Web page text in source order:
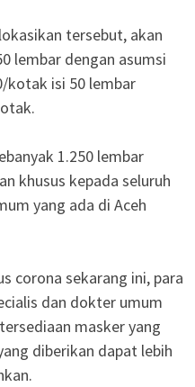
tersebut, akan
lembar dengan asumsi
kotak isi 50 lembar
1.250 lembar
khusus kepada seluruh
yang ada di Aceh
corona sekarang ini, para
dan dokter umum
masker yang
diberikan dapat lebih